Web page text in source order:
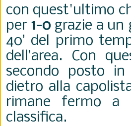
con quest'ultimo
per 1-0grazie a un
40’ del primo
dell’area. Con
secondo posto
dietro alla
rimane fermo a
classifica.